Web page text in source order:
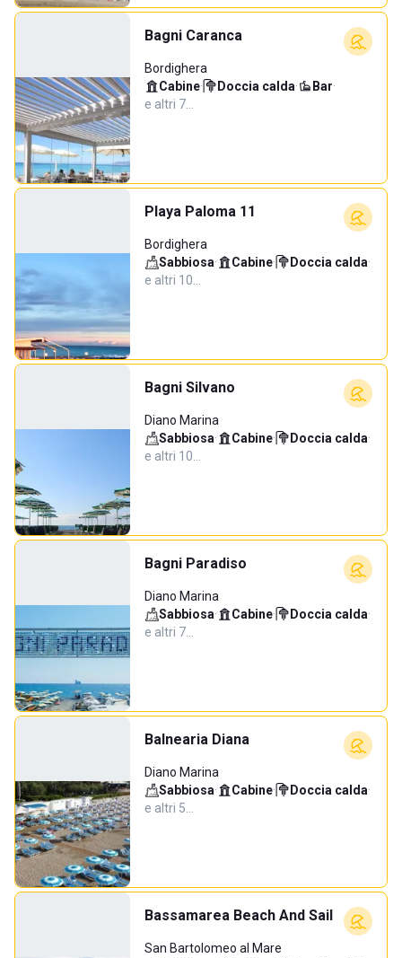
Bagni Caranca
Bordighera
Cabine· Doccia calda· Bar·
e altri 7…
Playa Paloma 11
Bordighera
Sabbiosa· Cabine· Doccia calda·
e altri 10…
Bagni Silvano
Diano Marina
Sabbiosa· Cabine· Doccia calda·
e altri 10…
Bagni Paradiso
Diano Marina
Sabbiosa· Cabine· Doccia calda·
e altri 7…
Balnearia Diana
Diano Marina
Sabbiosa· Cabine· Doccia calda·
e altri 5…
Bassamarea Beach And Sail
San Bartolomeo al Mare